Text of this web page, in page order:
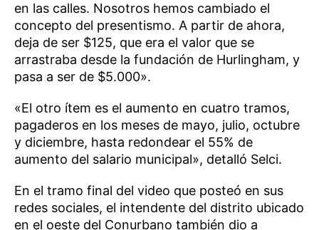
en las calles. Nosotros hemos cambiado el
concepto del presentismo. A partir de ahora,
deja de ser $125, que era el valor que se
arrastraba desde la fundación de Hurlingham, y
pasa a ser de $5.000».
«El otro ítem es el aumento en cuatro tramos,
pagaderos en los meses de mayo, julio, octubre
y diciembre, hasta redondear el 55% de
aumento del salario municipal», detalló Selci.
En el tramo final del video que posteó en sus
redes sociales, el intendente del distrito ubicado
en el oeste del Conurbano también dio a